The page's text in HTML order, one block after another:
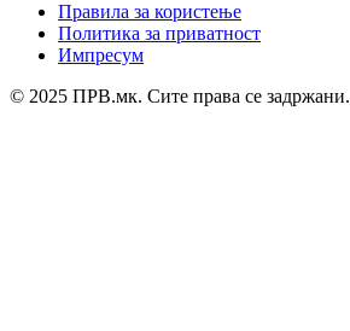
Правила за користење
Политика за приватност
Импресум
© 2025 ПРВ.мк. Сите права се задржани.